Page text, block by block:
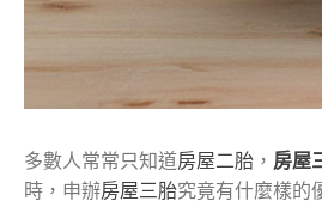
多數人常常只知道房屋二胎 ， 房屋
時，申辦房屋三胎究竟有什麼樣的